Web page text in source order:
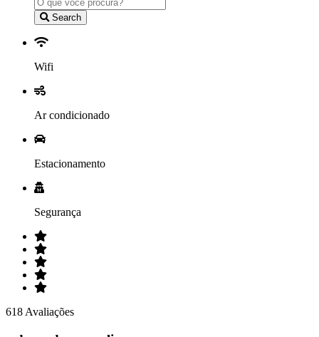
Search
Wifi
Ar condicionado
Estacionamento
Segurança
618 Avaliações